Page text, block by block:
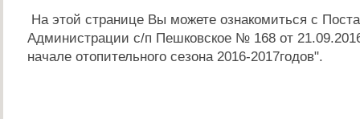
На этой странице Вы можете ознакомиться с
Администрации с/п Пешковское № 168 от
начале отопительного сезона 2016-2017годов".